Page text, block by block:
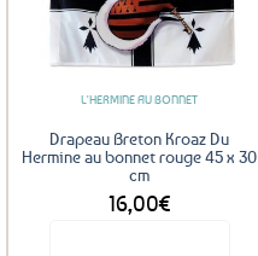
Ajouter
L'HERMINE AU BONNET
Drapeau Breton Kroaz Du
Hermine au bonnet rouge 45 x 30
cm
16,00€